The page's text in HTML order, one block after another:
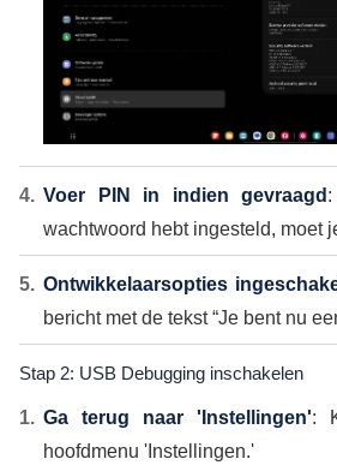
Voer PIN in indien gevraagd
wachtwoord hebt ingesteld, moet
Ontwikkelaarsopties
bericht met de tekst “Je bent nu
Stap 2: USB Debugging inschakelen
Ga terug naar 'Instellingen':
hoofdmenu 'Instellingen.'